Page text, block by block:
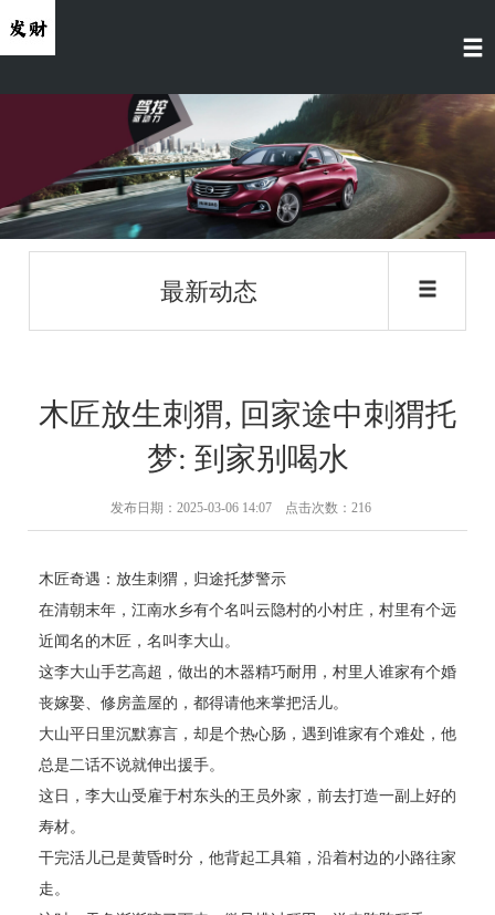
最新动态
木匠放生刺猬, 回家途中刺猬托
梦: 到家别喝水
发布日期：2025-03-06 14:07 点击次数：216
木匠奇遇：放生刺猬，归途托梦警示
在清朝末年，江南水乡有个名叫云隐村的小村庄，村里有个远
近闻名的木匠，名叫李大山。
这李大山手艺高超，做出的木器精巧耐用，村里人谁家有个婚
丧嫁娶、修房盖屋的，都得请他来掌把活儿。
大山平日里沉默寡言，却是个热心肠，遇到谁家有个难处，他
总是二话不说就伸出援手。
这日，李大山受雇于村东头的王员外家，前去打造一副上好的
寿材。
干完活儿已是黄昏时分，他背起工具箱，沿着村边的小路往家
走。